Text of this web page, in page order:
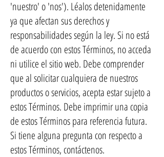
'nuestro' o 'nos'). Léalos detenidamente
ya que afectan sus derechos y
responsabilidades según la ley. Si no está
de acuerdo con estos Términos, no acceda
ni utilice el sitio web. Debe comprender
que al solicitar cualquiera de nuestros
productos o servicios, acepta estar sujeto a
estos Términos. Debe imprimir una copia
de estos Términos para referencia futura.
Si tiene alguna pregunta con respecto a
estos Términos, contáctenos.